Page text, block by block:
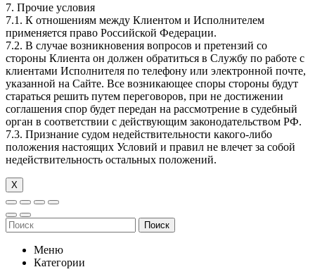
7. Прочие условия
7.1. К отношениям между Клиентом и Исполнителем
применяется право Российской Федерации.
7.2. В случае возникновения вопросов и претензий со
стороны Клиента он должен обратиться в Службу по работе с
клиентами Исполнителя по телефону или электронной почте,
указанной на Сайте. Все возникающее споры стороны будут
стараться решить путем переговоров, при не достижении
соглашения спор будет передан на рассмотрение в судебный
орган в соответствии с действующим законодательством РФ.
7.3. Признание судом недействительности какого-либо
положения настоящих Условий и правил не влечет за собой
недействительность остальных положений.
Х
Поиск
Меню
Категории